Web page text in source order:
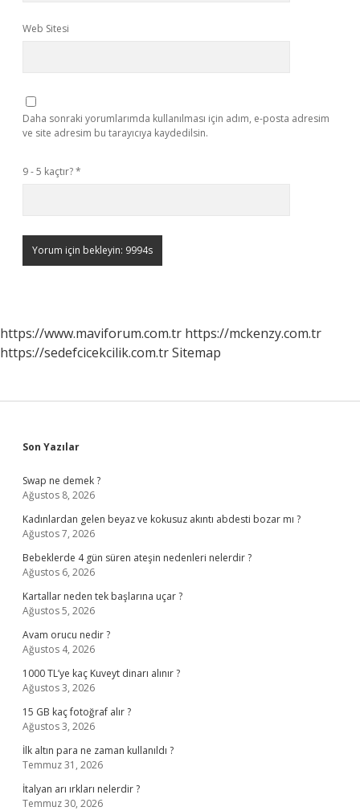
Web Sitesi
Daha sonraki yorumlarımda kullanılması için adım, e-posta adresim
ve site adresim bu tarayıcıya kaydedilsin.
9 - 5 kaçtır?*
https://www.maviforum.com.tr https://mckenzy.com.tr
https://sedefcicekcilik.com.trSitemap
Sidebar
Son Yazılar
Swap ne demek ?
Ağustos 8, 2026
Kadınlardan gelen beyaz ve kokusuz akıntı abdesti bozar mı ?
Ağustos 7, 2026
Bebeklerde 4 gün süren ateşin nedenleri nelerdir ?
Ağustos 6, 2026
Kartallar neden tek başlarına uçar ?
Ağustos 5, 2026
Avam orucu nedir ?
Ağustos 4, 2026
1000 TL’ye kaç Kuveyt dinarı alınır ?
Ağustos 3, 2026
15 GB kaç fotoğraf alır ?
Ağustos 3, 2026
İlk altın para ne zaman kullanıldı ?
Temmuz 31, 2026
İtalyan arı ırkları nelerdir ?
Temmuz 30, 2026